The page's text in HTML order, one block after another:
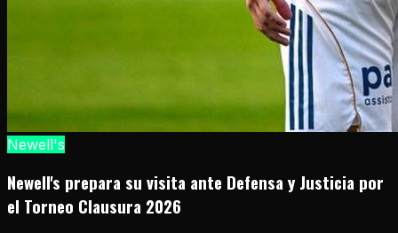
Newell's
Newell's prepara su visita ante Defensa y Justicia por
el Torneo Clausura 2026